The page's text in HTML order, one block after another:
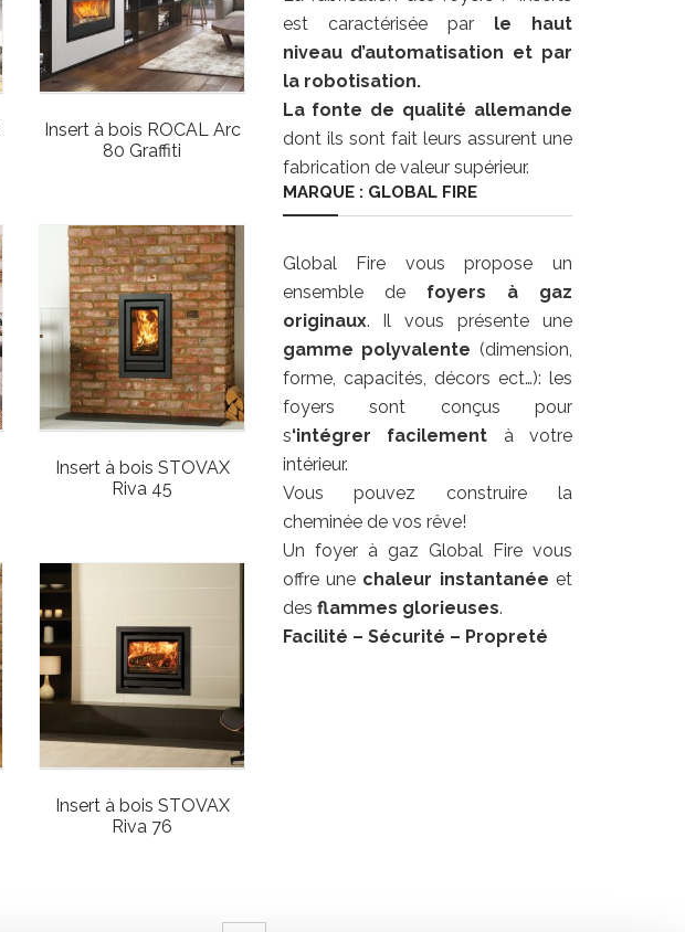
Insert à bois ROCAL Arc
80 Graffiti
Insert à bois STOVAX
Riva 45
Insert à bois STOVAX
Riva 76
est caractérisée par le haut
niveau d’automatisation et par
la robotisation.
La fonte de qualité allemande
dont ils sont fait leurs assurent une
fabrication de valeur supérieur.
MARQUE : GLOBAL FIRE
Global Fire vous propose un
ensemble defoyers à gaz
originaux. Il vous présente une
gamme polyvalente (dimension,
forme, capacités, décors ect…): les
foyers sont conçus pour
s‘intégrer facilement à votre
intérieur.
Vous pouvez construire la
cheminée de vos rêve!
Un foyer à gaz Global Fire vous
offre une chaleur instantanée et
des flammes glorieuses.
Facilité – Sécurité – Propreté